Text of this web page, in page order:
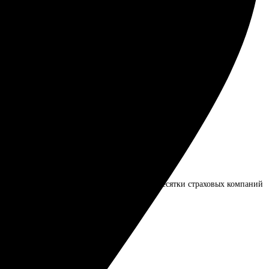
удивил. Мне не пришлось обзванивать десятки страховых компаний